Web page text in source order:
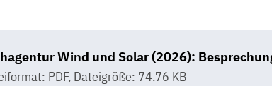
Wind und Solar (2026):
PDF, Dateigröße: 74.76 KB